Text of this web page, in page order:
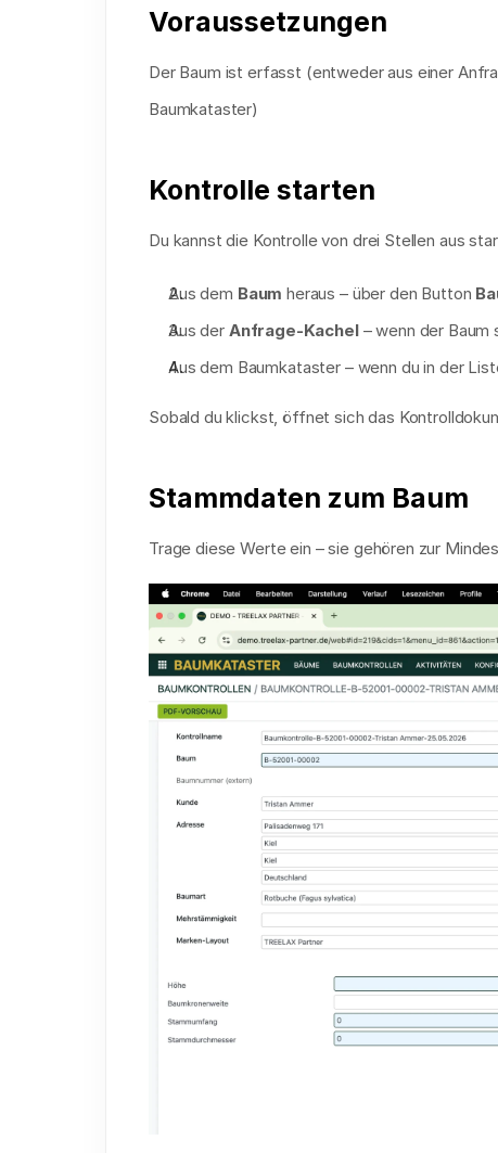
Voraussetzungen
Der Baum ist erfasst (entweder aus einer
Baumkataster)
Kontrolle starten
Du kannst die Kontrolle von drei Stellen aus
Aus dem Baum heraus – über den Button
Aus der Anfrage-Kachel – wenn der Baum
Aus dem Baumkataster – wenn du in der
Sobald du klickst, öffnet sich das
Stammdaten zum Baum
Trage diese Werte ein – sie gehören zur